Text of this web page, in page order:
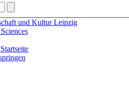
und Kultur Leipzig